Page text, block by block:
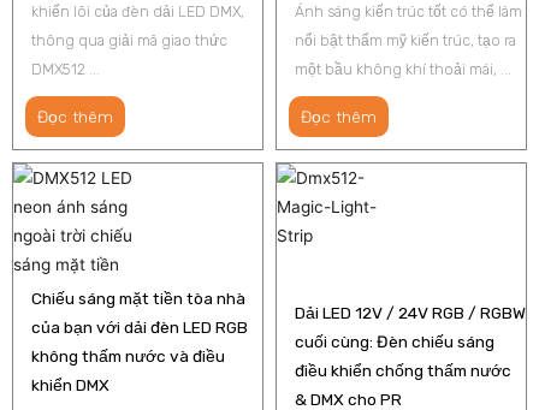
khiển lõi của đèn dải LED DMX,
thông qua giải mã giao thức
DMX512 ...
Đọc thêm
Ánh sáng kiến trúc tốt có thể làm
nổi bật thẩm mỹ kiến trúc, tạo ra
một bầu không khí thoải mái, ...
Đọc thêm
Chiếu sáng mặt tiền tòa nhà
của bạn với dải đèn LED RGB
không thấm nước và điều
khiển DMX
Dải LED 12V / 24V RGB / RGBW
cuối cùng: Đèn chiếu sáng
điều khiển chống thấm nước
& DMX cho PR